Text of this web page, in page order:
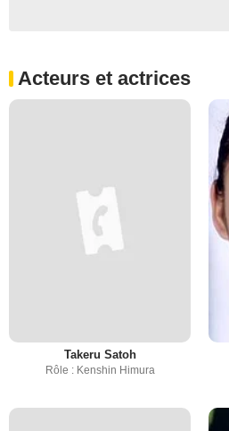
Acteurs et actrices
Takeru Satoh
Rôle : Kenshin Himura